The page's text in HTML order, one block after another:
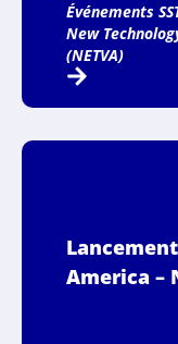
Événements
New
(NETVA)
America –